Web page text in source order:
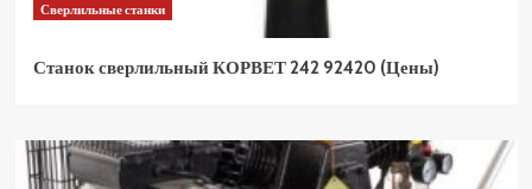
Сверлильные станки
Станок сверлильный КОРВЕТ 242 92420 (Цены)